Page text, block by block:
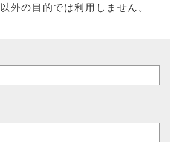
外の目的では利用しません。